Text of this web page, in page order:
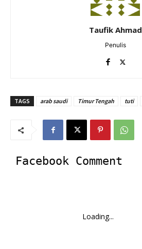
Taufik Ahmad
Penulis
TAGS arab saudi Timur Tengah tuti
Facebook Comment
Loading...